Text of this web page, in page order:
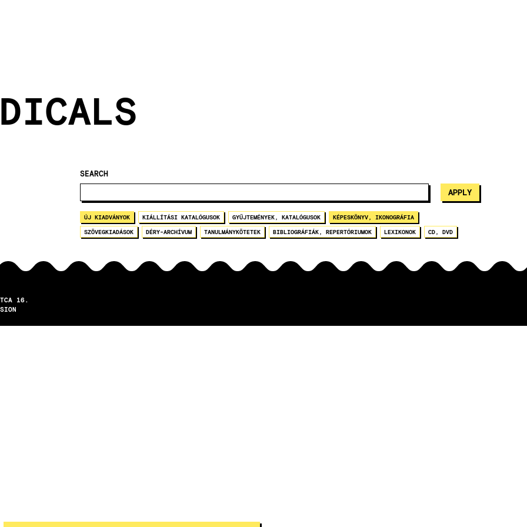
SEARCH
ÚJ KIADVÁNYOK KIÁLLÍTÁSI KATALÓGUSOK GYŰJTEMÉNYEK, KATALÓGUSOK KÉPESKÖNYV, IKONOGRÁFIA
SZÖVEGKIADÁSOK DÉRY-ARCHÍVUM TANULMÁNYKÖTETEK BIBLIOGRÁFIÁK, REPERTÓRIUMOK LEXIKONOK CD, DVD
16.